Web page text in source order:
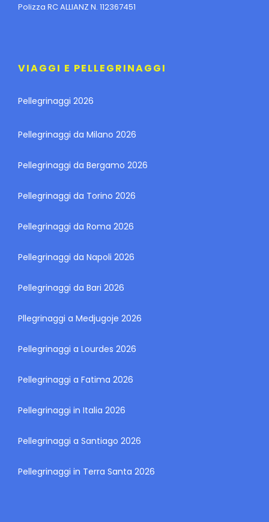
Polizza RC ALLIANZ N. 112367451
VIAGGI E PELLEGRINAGGI
Pellegrinaggi 2026
Pellegrinaggi da Milano 2026
Pellegrinaggi da Bergamo 2026
Pellegrinaggi da Torino 2026
Pellegrinaggi da Roma 2026
Pellegrinaggi da Napoli 2026
Pellegrinaggi da Bari 2026
Pllegrinaggi a Medjugoje 2026
Pellegrinaggi a Lourdes 2026
Pellegrinaggi a Fatima 2026
Pellegrinaggi in Italia 2026
Pellegrinaggi a Santiago 2026
Pellegrinaggi in Terra Santa 2026